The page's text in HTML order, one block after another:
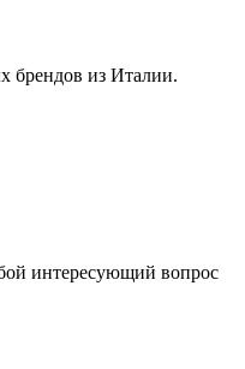
брендов из Италии.
интересующий вопрос